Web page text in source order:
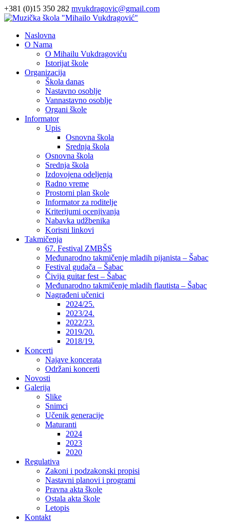
+381 (0)15 350 282 mvukdragovic@gmail.com
Naslovna
O Nama
O Mihailu Vukdragoviću
Istorijat škole
Organizacija
Škola danas
Nastavno osoblje
Vannastavno osoblje
Organi škole
Informator
Upis
Osnovna škola
Srednja škola
Osnovna škola
Srednja škola
Izdovojena odeljenja
Radno vreme
Prostorni plan škole
Informator za roditelje
Kriterijumi ocenjivanja
Nabavka udžbenika
Korisni linkovi
Takmičenja
67. Festival ZMBŠS
Međunarodno takmičenje mladih pijanista – Šabac
Festival gudača – Šabac
Čivija guitar fest – Šabac
Međunarodno takmičenje mladih flautista – Šabac
Nagrađeni učenici
2024/25.
2023/24.
2022/23.
2019/20.
2018/19.
Koncerti
Najave koncerata
Održani koncerti
Novosti
Galerija
Slike
Snimci
Učenik generacije
Maturanti
2024
2023
2020
Regulativa
Zakoni i podzakonski propisi
Nastavni planovi i programi
Pravna akta škole
Ostala akta škole
Letopis
Kontakt